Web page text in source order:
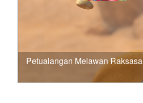
Petualangan Melawan Raksasa